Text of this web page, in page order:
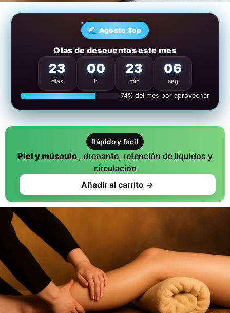
🌊 Agosto Top
Olas de descuentos este mes
23
días
00
h
23
min
05
seg
74% del mes por aprovechar
Rápido y fácil
Piel y músculo , drenante, retención de liquidos y
circulación
Añadir al carrito →